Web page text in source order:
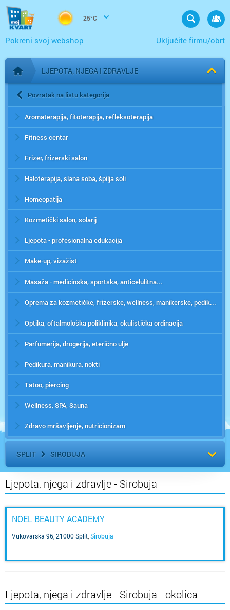
25°C
Uključite firmu/obrt
Pokreni svoj webshop
Početna stranica
LJEPOTA, NJEGA I ZDRAVLJE
Povratak na listu kategorija
Aromaterapija, fitoterapija, refleksoterapija
Fitness centar
Frizer, frizerski salon
Haloterapija, slana soba, špilja soli
Homeopatija
Kozmetički salon, solarij
Ljepota - profesionalna edukacija
Make-up, vizažist
Masaža - medicinska, sportska, anticelulitna...
Oprema za kozmetičke, frizerske, wellness, manikerske, pedikerske i fitness centre
Optika, oftalmološka poliklinika, okulistička ordinacija
Parfumerija, drogerija, eterično ulje
Pedikura, manikura, nokti
Tatoo, piercing
Wellness, SPA, Sauna
Zdravo mršavljenje, nutricionizam
SPLIT SIROBUJA
Ljepota, njega i zdravlje - Sirobuja
NOEL BEAUTY ACADEMY
Vukovarska 96, 21000 Split Sirobuja
Ljepota, njega i zdravlje - Sirobuja - okolica